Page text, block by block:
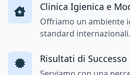
Clinica Igienica e
Offriamo un ambiente
standard internazionali.
Risultati di Successo